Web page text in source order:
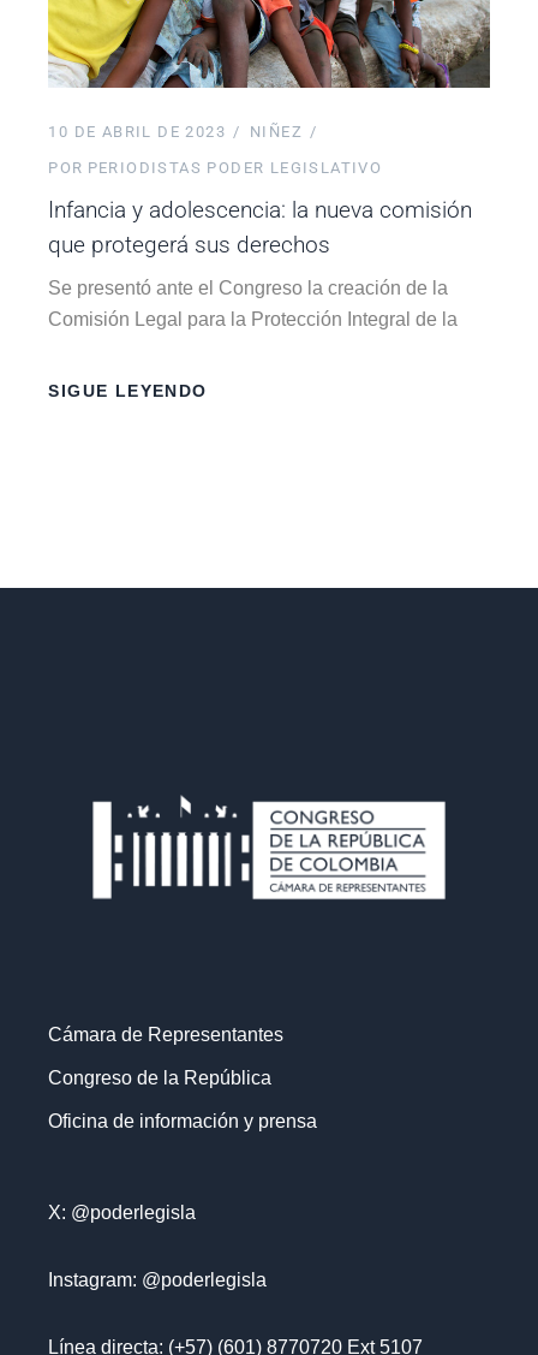
10 DE ABRIL DE 2023
NIÑEZ
POR PERIODISTAS PODER LEGISLATIVO
Infancia y adolescencia: la nueva comisión
que protegerá sus derechos
Se presentó ante el Congreso la creación de la
Comisión Legal para la Protección Integral de la
SIGUE LEYENDO
Cámara de Representantes
Congreso de la República
Oficina de información y prensa
X: @poderlegisla
Instagram: @poderlegisla
Línea directa: (+57) (601) 8770720 Ext 5107